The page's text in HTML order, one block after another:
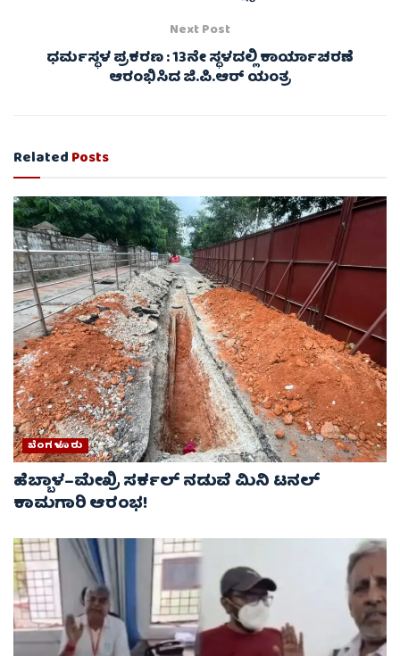
Next Post
ಧರ್ಮಸ್ಥಳ ಪ್ರಕರಣ : 13ನೇ ಸ್ಥಳದಲ್ಲಿ ಕಾರ್ಯಾಚರಣೆ
ಆರಂಭಿಸಿದ ಜಿ.ಪಿ.ಆರ್‌ ಯಂತ್ರ
RelatedPosts
ಬೆಂಗಳೂರು
ಹೆಬ್ಬಾಳ–ಮೇಖ್ರಿ ಸರ್ಕಲ್ ನಡುವೆ ಮಿನಿ ಟನಲ್
ಕಾಮಗಾರಿ ಆರಂಭ!